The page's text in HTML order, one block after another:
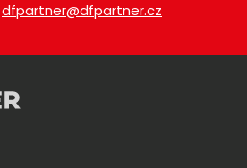
dfpartner@dfpartner.cz